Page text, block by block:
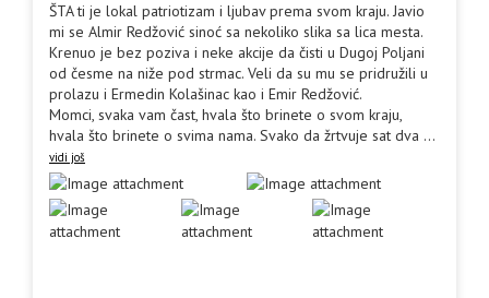
ŠTA ti je lokal patriotizam i ljubav prema svom kraju. Javio
mi se Almir Redžović sinoć sa nekoliko slika sa lica mesta.
Krenuo je bez poziva i neke akcije da čisti u Dugoj Poljani
od česme na niže pod strmac. Veli da su mu se pridružili u
prolazu i Ermedin Kolašinac kao i Emir Redžović.
Momci, svaka vam čast, hvala što brinete o svom kraju,
hvala što brinete o svima nama. Svako da žrtvuje sat dva ...
vidi još